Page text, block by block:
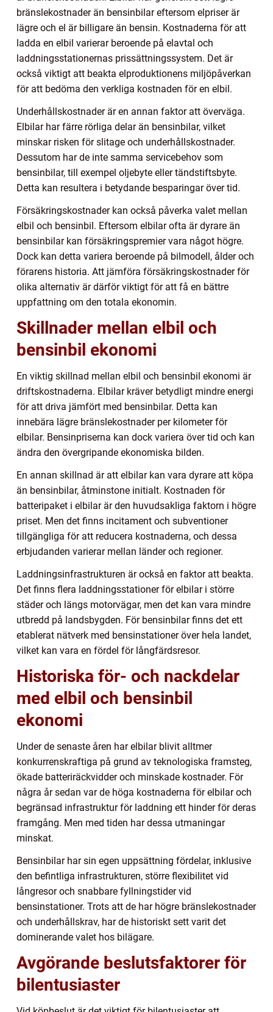
bränslekostnader än bensinbilar eftersom elpriser är
lägre och el är billigare än bensin. Kostnaderna för att
ladda en elbil varierar beroende på elavtal och
laddningsstationernas prissättningssystem. Det är
också viktigt att beakta elproduktionens miljöpåverkan
för att bedöma den verkliga kostnaden för en elbil.
Underhållskostnader är en annan faktor att överväga.
Elbilar har färre rörliga delar än bensinbilar, vilket
minskar risken för slitage och underhållskostnader.
Dessutom har de inte samma servicebehov som
bensinbilar, till exempel oljebyte eller tändstiftsbyte.
Detta kan resultera i betydande besparingar över tid.
Försäkringskostnader kan också påverka valet mellan
elbil och bensinbil. Eftersom elbilar ofta är dyrare än
bensinbilar kan försäkringspremier vara något högre.
Dock kan detta variera beroende på bilmodell, ålder och
förarens historia. Att jämföra försäkringskostnader för
olika alternativ är därför viktigt för att få en bättre
uppfattning om den totala ekonomin.
Skillnader mellan elbil och
bensinbil ekonomi
En viktig skillnad mellan elbil och bensinbil ekonomi är
driftskostnaderna. Elbilar kräver betydligt mindre energi
för att driva jämfört med bensinbilar. Detta kan
innebära lägre bränslekostnader per kilometer för
elbilar. Bensinpriserna kan dock variera över tid och kan
ändra den övergripande ekonomiska bilden.
En annan skillnad är att elbilar kan vara dyrare att köpa
än bensinbilar, åtminstone initialt. Kostnaden för
batteripaket i elbilar är den huvudsakliga faktorn i högre
priset. Men det finns incitament och subventioner
tillgängliga för att reducera kostnaderna, och dessa
erbjudanden varierar mellan länder och regioner.
Laddningsinfrastrukturen är också en faktor att beakta.
Det finns flera laddningsstationer för elbilar i större
städer och längs motorvägar, men det kan vara mindre
utbredd på landsbygden. För bensinbilar finns det ett
etablerat nätverk med bensinstationer över hela landet,
vilket kan vara en fördel för långfärdsresor.
Historiska för- och nackdelar
med elbil och bensinbil
ekonomi
Under de senaste åren har elbilar blivit alltmer
konkurrenskraftiga på grund av teknologiska framsteg,
ökade batteriräckvidder och minskade kostnader. För
några år sedan var de höga kostnaderna för elbilar och
begränsad infrastruktur för laddning ett hinder för deras
framgång. Men med tiden har dessa utmaningar
minskat.
Bensinbilar har sin egen uppsättning fördelar, inklusive
den befintliga infrastrukturen, större flexibilitet vid
långresor och snabbare fyllningstider vid
bensinstationer. Trots att de har högre bränslekostnader
och underhållskrav, har de historiskt sett varit det
dominerande valet hos bilägare.
Avgörande beslutsfaktorer för
bilentusiaster